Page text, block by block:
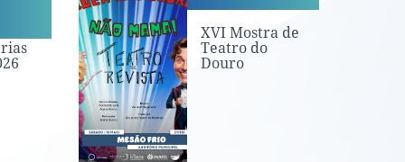
XVI Mostra de
Teatro do
Douro